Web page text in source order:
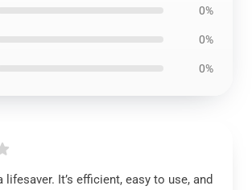
0%
0%
0%
It’s efficient, easy to use, and